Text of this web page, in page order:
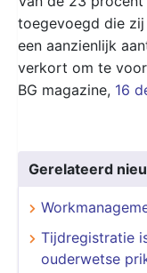
toegevoegd die
een aanzienlijk
verkort om te
BG magazine, 16
Gerelateerd
Tijdregistratie
ouderwetse